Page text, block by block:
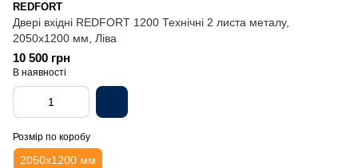
REDFORT
Двері вхідні REDFORT 1200 Технічні 2 листа металу,
2050х1200 мм, Ліва
10 500 грн
В наявності
Розмір по коробу
2050х1200 мм